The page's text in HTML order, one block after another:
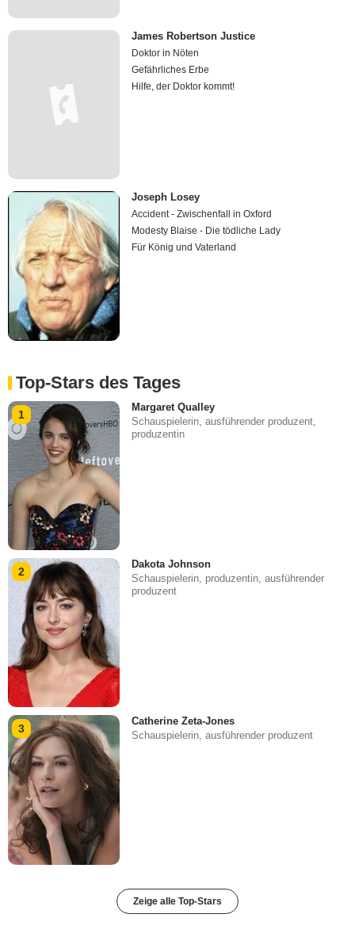
James Robertson Justice
Doktor in Nöten
Gefährliches Erbe
Hilfe, der Doktor kommt!
Joseph Losey
Accident - Zwischenfall in Oxford
Modesty Blaise - Die tödliche Lady
Für König und Vaterland
Top-Stars des Tages
1
Margaret Qualley
Schauspielerin, ausführender produzent,
produzentin
2
Dakota Johnson
Schauspielerin, produzentin, ausführender
produzent
3
Catherine Zeta-Jones
Schauspielerin, ausführender produzent
Zeige alle Top-Stars